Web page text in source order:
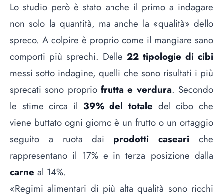
Lo studio però è stato anche il primo a indagare
non solo la quantità, ma anche la «qualità» dello
spreco. A colpire è proprio come il mangiare sano
comporti più sprechi. Delle 22 tipologie di cibi
messi sotto indagine, quelli che sono risultati i più
sprecati sono proprio frutta e verdura. Secondo
le stime circa il 39% del totale del cibo che
viene buttato ogni giorno è un frutto o un ortaggio
seguito a ruota dai prodotti caseari che
rappresentano il 17% e in terza posizione dalla
carne al 14%.
«Regimi alimentari di più alta qualità sono ricchi